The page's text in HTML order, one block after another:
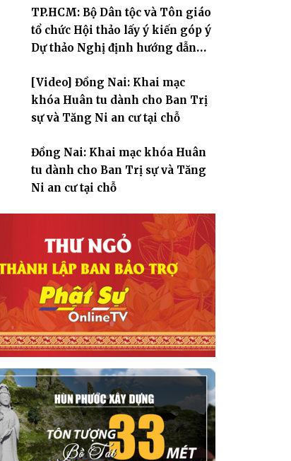
cho chư Tăng hành giả an cư tại chỗ khu vực
trường hạ chùa Quốc Ân Khải Tường.
TP.HCM: Bộ Dân tộc và Tôn giáo
tổ chức Hội thảo lấy ý kiến góp ý
Dự thảo Nghị định hướng dẫn
giáo
[Video] Đồng Nai: Khai mạc
khóa Huân tu dành cho Ban Trị
sự và Tăng Ni an cư tại chỗ
Đồng Nai: Khai mạc khóa Huân
tu dành cho Ban Trị sự và Tăng
Ni an cư tại chỗ